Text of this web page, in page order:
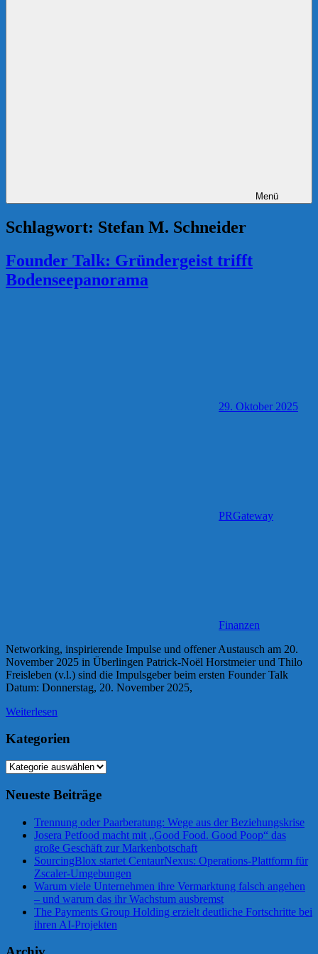
Menü
Schlagwort: Stefan M. Schneider
Founder Talk: Gründergeist trifft
Bodenseepanorama
29. Oktober 2025
PRGateway
Finanzen
Networking, inspirierende Impulse und offener Austausch am 20.
November 2025 in Überlingen Patrick-Noël Horstmeier und Thilo
Freisleben (v.l.) sind die Impulsgeber beim ersten Founder Talk
Datum: Donnerstag, 20. November 2025,
Weiterlesen
Kategorien
Kategorien
Neueste Beiträge
Trennung oder Paarberatung: Wege aus der Beziehungskrise
Josera Petfood macht mit „Good Food. Good Poop“ das
große Geschäft zur Markenbotschaft
SourcingBlox startet CentaurNexus: Operations-Plattform für
Zscaler-Umgebungen
Warum viele Unternehmen ihre Vermarktung falsch angehen
– und warum das ihr Wachstum ausbremst
The Payments Group Holding erzielt deutliche Fortschritte bei
ihren AI-Projekten